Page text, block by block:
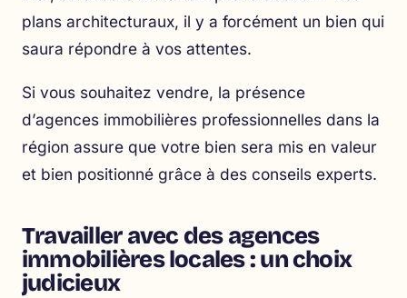
plans architecturaux, il y a forcément un bien qui
saura répondre à vos attentes.
Si vous souhaitez vendre, la présence
d’agences immobilières professionnelles dans la
région assure que votre bien sera mis en valeur
et bien positionné grâce à des conseils experts.
Travailler avec des agences
immobilières locales : un choix
judicieux